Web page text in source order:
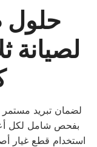
حلول
لصيانة
لضمان تبريد مستمر
بفحص شامل لكل
استخدام قطع غيار